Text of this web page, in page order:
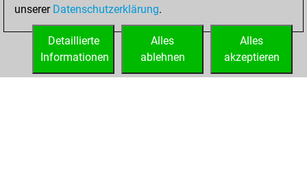
You created
your Fritz account
unserer Datenschutzerklärung.
Alles
akzeptieren
Alles
ablehnen
Detaillierte
Informationen